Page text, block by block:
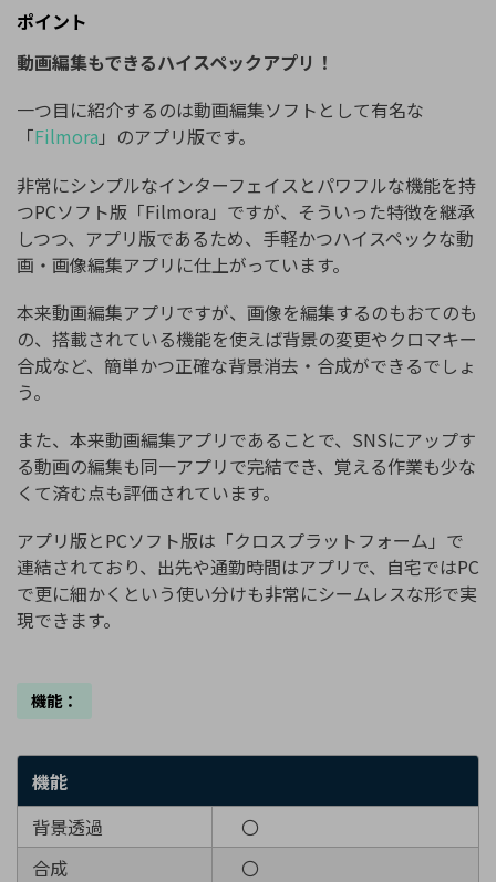
ポイント
動画編集もできるハイスペックアプリ！
一つ目に紹介するのは動画編集ソフトとして有名な
「Filmora 」のアプリ版です。
非常にシンプルなインターフェイスとパワフルな機能を持
つPCソフト版「Filmora」ですが、そういった特徴を継承
しつつ、アプリ版であるため、手軽かつハイスペックな動
画・画像編集アプリに仕上がっています。
本来動画編集アプリですが、画像を編集するのもおてのも
の、搭載されている機能を使えば背景の変更やクロマキー
合成など、簡単かつ正確な背景消去・合成ができるでしょ
う。
また、本来動画編集アプリであることで、SNSにアップす
る動画の編集も同一アプリで完結でき、覚える作業も少な
くて済む点も評価されています。
アプリ版とPCソフト版は「クロスプラットフォーム」で
連結されており、出先や通勤時間はアプリで、自宅ではPC
で更に細かくという使い分けも非常にシームレスな形で実
現できます。
機能：
機能
背景透過
〇
合成
〇